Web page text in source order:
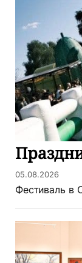
05.08.2026
Фестиваль в